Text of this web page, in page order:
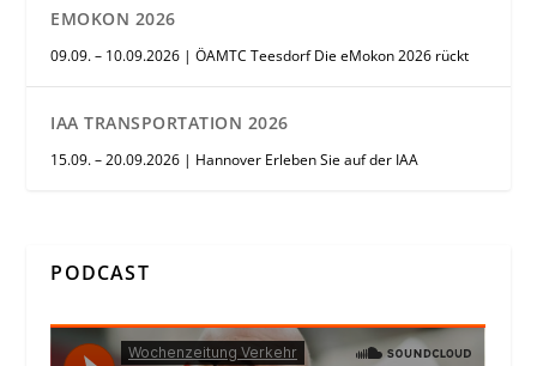
EMOKON 2026
09.09. – 10.09.2026 | ÖAMTC Teesdorf Die eMokon 2026 rückt
IAA TRANSPORTATION 2026
15.09. – 20.09.2026 | Hannover Erleben Sie auf der IAA
PODCAST